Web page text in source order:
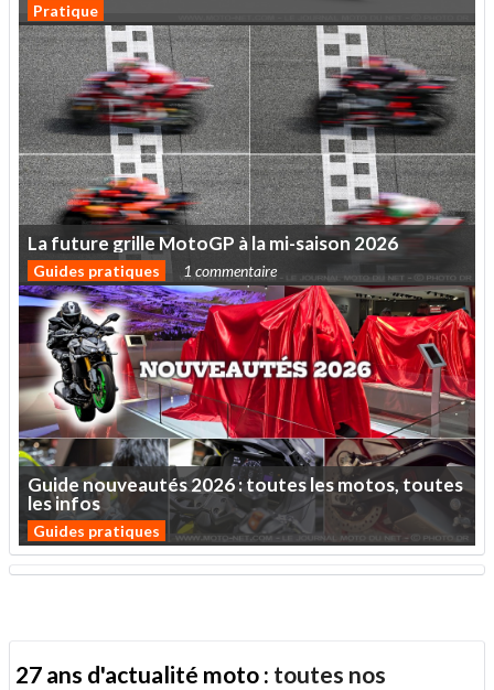
Pratique
Lafuturegrille MotoGP àlami-saison 2026
Guides pratiques 1 commentaire
Guidenouveautés2026:touteslesmotos,toutes
lesinfos
Guides pratiques
27 ans d'actualité moto : toutes nos